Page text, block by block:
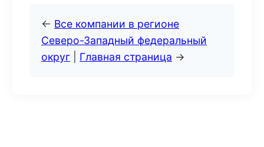
← Все компании в регионе
Северо-Западный федеральный
округ
Главная страница →